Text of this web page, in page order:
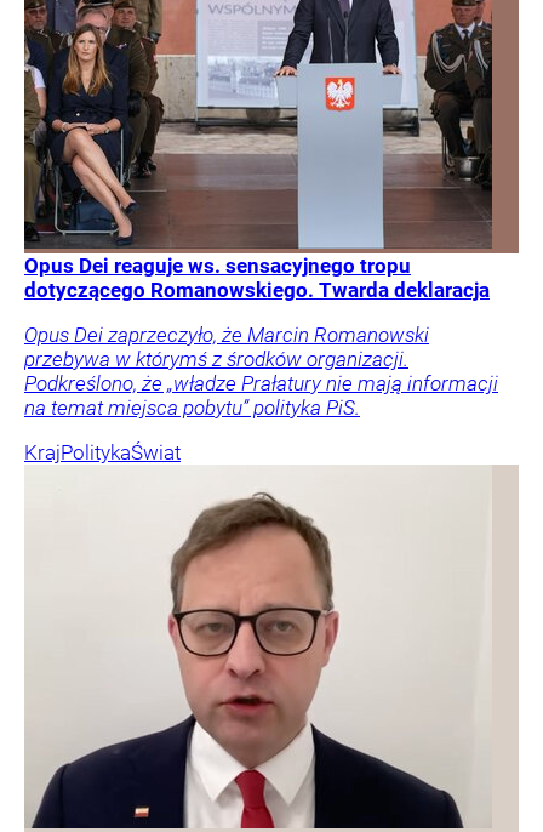
Opus Dei reaguje ws. sensacyjnego tropu
dotyczącego Romanowskiego. Twarda deklaracja
Opus Dei zaprzeczyło, że Marcin Romanowski
przebywa w którymś z środków organizacji.
Podkreślono, że „władze Prałatury nie mają informacji
na temat miejsca pobytu” polityka PiS.
KrajPolitykaŚwiat